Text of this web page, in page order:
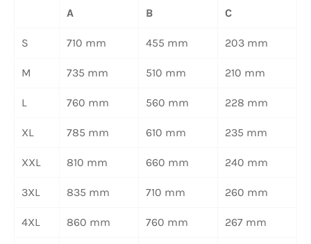
A
B C
S 710 mm 455 mm 203 mm
M 735 mm 510 mm 210 mm
L 760 mm 560 mm 228 mm
XL 785 mm 610 mm 235 mm
XXL 810 mm 660 mm 240 mm
3XL 835 mm 710 mm 260 mm
4XL 860 mm 760 mm 267 mm